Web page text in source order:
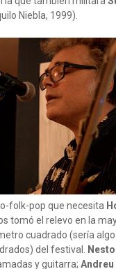
Niebla, 1999).
folk-pop que necesita
tomó el relevo en la
cuadrado (sería
del festival.
y guitarra; Andreu